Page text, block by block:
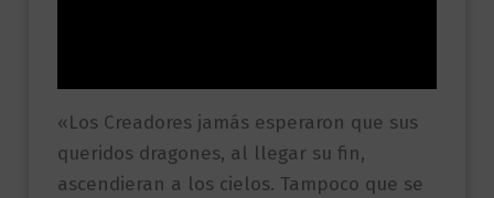
«Los Creadores jamás esperaron que sus
queridos dragones, al llegar su fin,
ascendieran a los cielos. Tampoco que se